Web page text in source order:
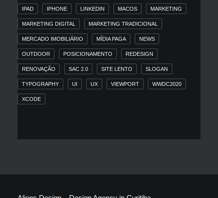
IPAD IPHONE LINKEDIN MACOS MARKETING
MARKETING DIGITAL MARKETING TRADICIONAL
MERCADO IMOBILIÁRIO MÍDIA PAGA NEWS
OUTDOOR POSICIONAMENTO REDESIGN
RENOVAÇÃO SAC 2.0 SITE LENTO SLOGAN
TYPOGRAPHY UI UX VIEWPORT WWDC2020
XCODE